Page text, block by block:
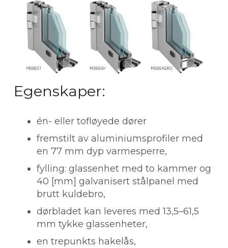
Egenskaper:
én- eller tofløyede dører
fremstilt av aluminiumsprofiler med
en 77 mm dyp varmesperre,
fylling: glassenhet med to kammer og
40 [mm] galvanisert stålpanel med
brutt kuldebro,
dørbladet kan leveres med 13,5–61,5
mm tykke glassenheter,
en trepunkts hakelås,